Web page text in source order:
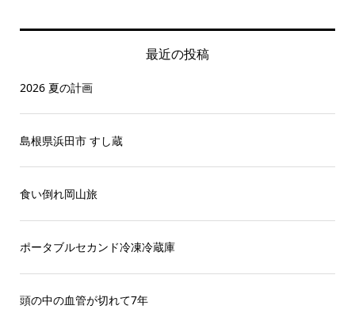
最近の投稿
2026 夏の計画
島根県浜田市 すし蔵
食い倒れ岡山旅
ポータブルセカンド冷凍冷蔵庫
頭の中の血管が切れて7年